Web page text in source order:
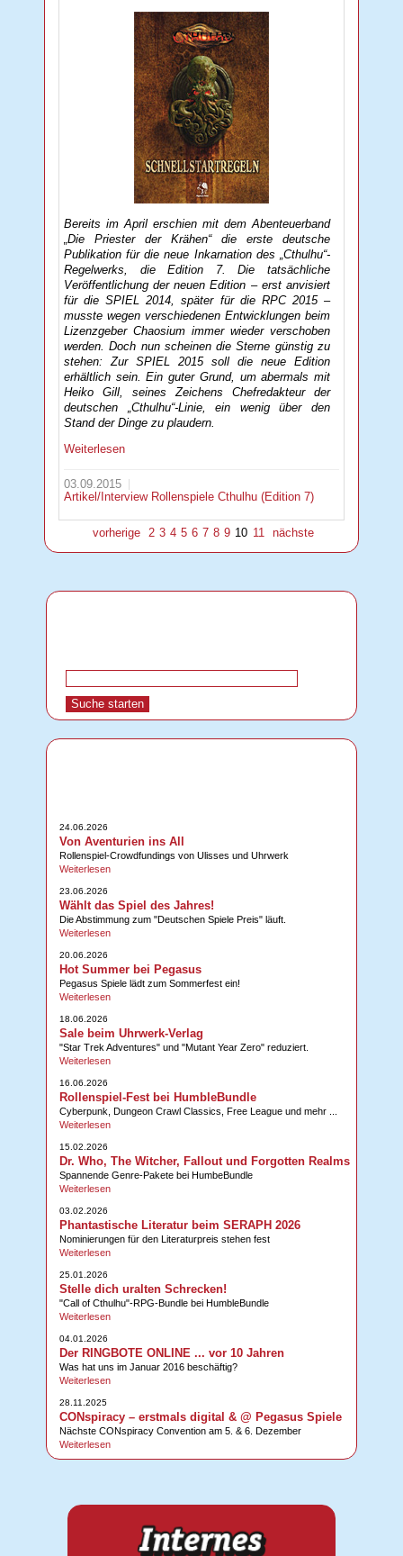
Bereits im April erschien mit dem Abenteuerband
„Die Priester der Krähen“ die erste deutsche
Publikation für die neue Inkarnation des „Cthulhu“-
Regelwerks, die Edition 7. Die tatsächliche
Veröffentlichung der neuen Edition – erst anvisiert
für die SPIEL 2014, später für die RPC 2015 –
musste wegen verschiedenen Entwicklungen beim
Lizenzgeber Chaosium immer wieder verschoben
werden. Doch nun scheinen die Sterne günstig zu
stehen: Zur SPIEL 2015 soll die neue Edition
erhältlich sein. Ein guter Grund, um abermals mit
Heiko Gill, seines Zeichens Chefredakteur der
deutschen „Cthulhu“-Linie, ein wenig über den
Stand der Dinge zu plaudern.
Weiterlesen
03.09.2015
Artikel/Interview RollenspieleCthulhu (Edition 7)
vorherige 2 3 4 5 6 7 8 9 10 11 nächste
24.06.2026
Von Aventurien ins All
Rollenspiel-Crowdfundings von Ulisses und Uhrwerk
Weiterlesen
23.06.2026
Wählt das Spiel des Jahres!
Die Abstimmung zum "Deutschen Spiele Preis" läuft.
Weiterlesen
20.06.2026
Hot Summer bei Pegasus
Pegasus Spiele lädt zum Sommerfest ein!
Weiterlesen
18.06.2026
Sale beim Uhrwerk-Verlag
"Star Trek Adventures" und "Mutant Year Zero" reduziert.
Weiterlesen
16.06.2026
Rollenspiel-Fest bei HumbleBundle
Cyberpunk, Dungeon Crawl Classics, Free League und mehr ...
Weiterlesen
15.02.2026
Dr. Who, The Witcher, Fallout und Forgotten Realms
Spannende Genre-Pakete bei HumbeBundle
Weiterlesen
03.02.2026
Phantastische Literatur beim SERAPH 2026
Nominierungen für den Literaturpreis stehen fest
Weiterlesen
25.01.2026
Stelle dich uralten Schrecken!
"Call of Cthulhu"-RPG-Bundle bei HumbleBundle
Weiterlesen
04.01.2026
Der RINGBOTE ONLINE ... vor 10 Jahren
Was hat uns im Januar 2016 beschäftig?
Weiterlesen
28.11.2025
CONspiracy – erstmals digital & @ Pegasus Spiele
Nächste CONspiracy Convention am 5. & 6. Dezember
Weiterlesen